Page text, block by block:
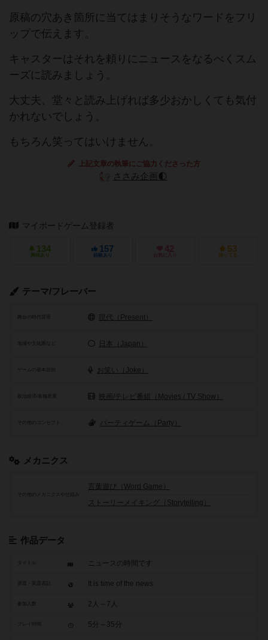
原稿の穴あき箇所に当てはまりそうなワードをフリ
ップで伝えます。
キャスターはそれを頼りにニュースをなるべくスム
ーズに読みましょう。
大丈夫、堂々と読み上げれば多少おかしくても気付
かれないでしょう。
もちろん笑ってはいけません。
上記文章の執筆にご協力くださった方
ささみ企画🌓
マイボードゲーム登録者
134
興味あり
157
経験あり
42
お気に入り
53
持ってる
テーマ/フレーバー
舞台の時代背景 現代（Present）
地域や文化圏など 日本（Japan）
ゲームの基本目的 お笑い（Joke）
政治経済/各種産業 映画/テレビ番組（Movies / TV Show）
その他のコンセプト パーティゲーム（Party）
メカニクス
その他のメカニクスや仕組み
言葉遊び（Word Game）
ストーリーメイキング（Storytelling）
作品データ
タイトル ニュースの時間です
It is time of the news
参加人数 2人～7人
5分～35分